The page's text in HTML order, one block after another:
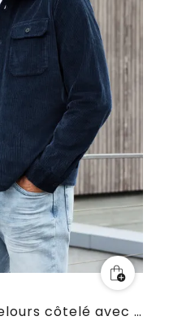
Surchemise en velours côtelé avec poches poitrine